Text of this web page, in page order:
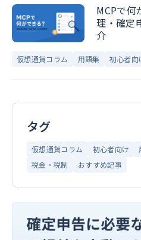
MCPで何
理・確定
介
仮想通貨コラム 用語集 初心者向
タグ
仮想通貨コラム 初心者向け
税金・税制
おすすめ記事